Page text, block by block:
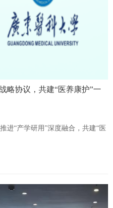
略协议，共建“医养康护”一
进“产学研用”深度融合，共建“医